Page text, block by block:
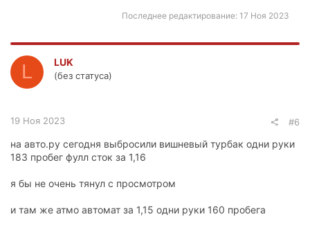
Последнее редактирование: 17 Ноя 2023
L LUK
(без статуса)
19 Ноя 2023 #6
на авто.ру сегодня выбросили вишневый турбак одни руки
183 пробег фулл сток за 1,16
я бы не очень тянул с просмотром
и там же атмо автомат за 1,15 одни руки 160 пробега